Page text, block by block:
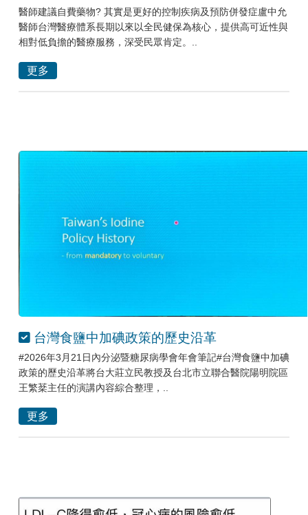
醫師建議自費藥物? 其實是更好的控制疾病及預防併發症盧中允
醫師台灣醫療體系長期以來以全民健保為核心，提供高可近性與
相對低負擔的醫療服務，深受民眾肯定。..
更多
台灣食鹽中加碘政策的歷史沿革
#2026年3月21日內分泌暨糖尿病學會年會筆記#台灣食鹽中加碘
政策的歷史沿革將台大莊立民教授及台北市立聯合醫院陽明院區
王繁棻主任的演講內容綜合整理，..
更多